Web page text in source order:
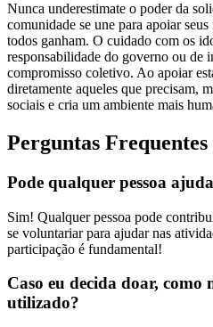
Nunca underestimate o poder da
comunidade se une para apoiar
todos ganham. O cuidado com os
responsabilidade do governo ou de
compromisso coletivo. Ao apoiar
diretamente aqueles que precisam,
sociais e cria um ambiente mais
Perguntas
Pode qualquer pessoa
Sim! Qualquer pessoa pode
se voluntariar para ajudar nas
participação é fundamental!
Caso eu decida doar, como
utilizado?